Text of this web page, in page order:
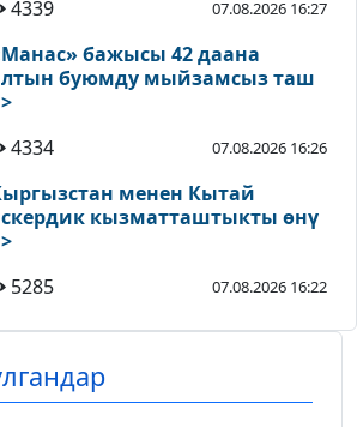
4339 07.08.2026 16:27
бажысы 42 даана
буюмду мыйзамсыз таш
4334
07.08.2026 16:26
менен Кытай
кызматташтыкты өнү
5285
07.08.2026 16:22